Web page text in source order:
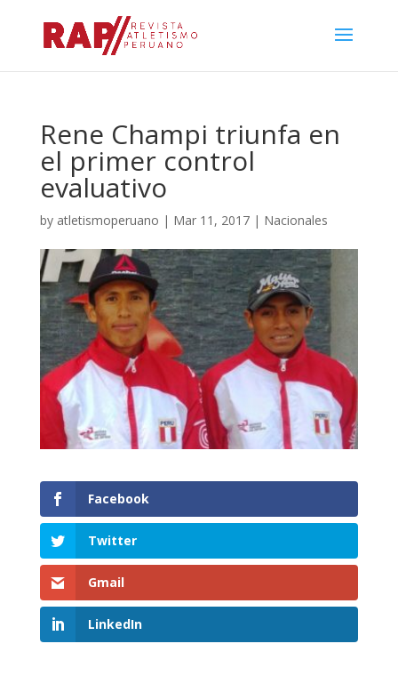
Rene Champi triunfa en
el primer control
evaluativo
by atletismoperuano | Mar 11, 2017| Nacionales
Facebook
Twitter
Gmail
LinkedIn